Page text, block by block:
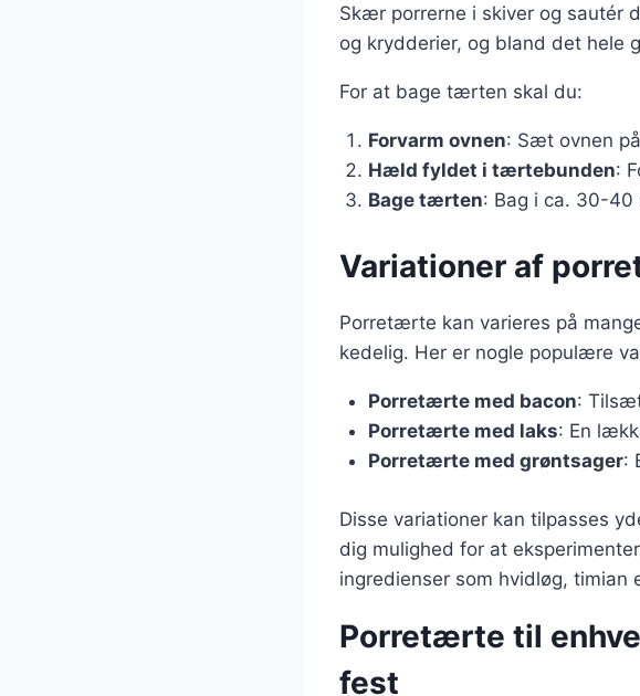
Skær porrerne i skiver og sautér
og krydderier, og bland det hele
For at bage tærten skal du:
Forvarm ovnen: Sæt ovnen
Hæld fyldet i tærtebunden:
Bage tærten: Bag i ca. 30-40
Variationer af
Porretærte kan varieres på
kedelig. Her er nogle populære
Porretærte med bacon:
Porretærte med laks: En
Porretærte med grøntsager:
Disse variationer kan tilpasses
dig mulighed for at
ingredienser som hvidløg,
Porretærte til
fest